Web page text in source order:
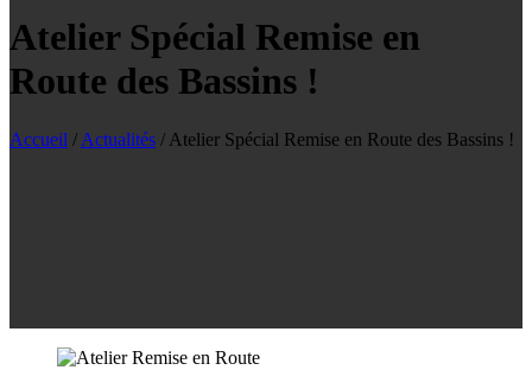
Atelier Spécial Remise en
Route des Bassins !
Accueil / Actualités / Atelier Spécial Remise en Route des Bassins !